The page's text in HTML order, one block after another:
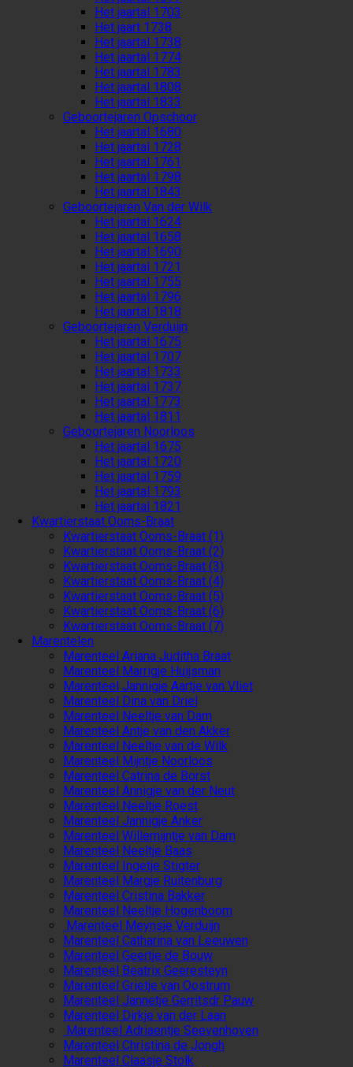
Het jaartal 1703
Het jaart 1738
Het jaartal 1738
Het jaartal 1774
Het jaartal 1783
Het jaartal 1808
Het jaartal 1833
Geboortejaren Opschoor
Het jaartal 1680
Het jaartal 1728
Het jaartal 1761
Het jaartal 1798
Het jaartal 1843
Geboortejaren Van der Wilk
Het jaartal 1624
Het jaartal 1658
Het jaartal 1690
Het jaartal 1721
Het jaartal 1755
Het jaartal 1796
Het jaartal 1818
Geboortejaren Verduijn
Het jaartal 1675
Het jaartal 1707
Het jaartal 1733
Het jaartal 1737
Het jaartal 1773
Het jaartal 1811
Geboortejaren Noorloos
Het jaartal 1675
Het jaartal 1720
Het jaartal 1759
Het jaartal 1793
Het jaartal 1821
Kwartierstaat Ooms-Braat
Kwartierstaat Ooms-Braat (1)
Kwartierstaat Ooms-Braat (2)
Kwartierstaat Ooms-Braat (3)
Kwartierstaat Ooms-Braat (4)
Kwartierstaat Ooms-Braat (5)
Kwartierstaat Ooms-Braat (6)
Kwartierstaat Ooms-Braat (7)
Marentelen
Marenteel Ariana Juditha Braat
Marenteel Marrigje Huijsman
Marenteel Jannigje Aartje van Vliet
Marenteel Dina van Driel
Marenteel Neeltje van Dam
Marenteel Antje van den Akker
Marenteel Neeltje van de Wilk
Marenteel Mijntje Noorloos
Marenteel Catrina de Borst
Marenteel Annigje van der Neut
Marenteel Neeltje Roest
Marenteel Jannigje Anker
Marenteel Willemijntje van Dam
Marenteel Neeltje Baas
Marenteel Ingetje Stigter
Marenteel Margje Ruitenburg
Marenteel Cristina Bakker
Marenteel Neeltje Hogenboom
Marenteel Meynsje Verduijn
Marenteel Catharina van Leeuwen
Marenteel Geertje de Bouw
Marenteel Beatrix Geeresteyn
Marenteel Grietje van Oostrum
Marenteel Jannetje Gerritsdr Pauw
Marenteel Dirkje van der Laan
Marenteel Adriaentje Seevenhoven
Marenteel Christina de Jongh
Marenteel Claasje Stolk